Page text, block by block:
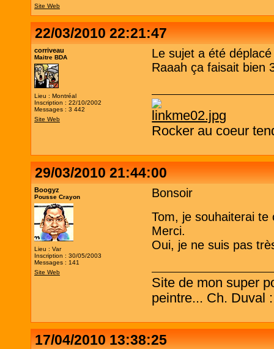
Site Web
22/03/2010 22:21:47
corriveau
Maitre BDA
Lieu : Montréal
Inscription : 22/10/2002
Messages : 3 442
Site Web
Le sujet a été
Raaah ça faisait bien
Rocker au coeur
29/03/2010 21:44:00
Boogyz
Pousse Crayon
Lieu : Var
Inscription : 30/05/2003
Messages : 141
Site Web
Bonsoir
Tom, je souhaiterai
Merci.
Oui, je ne suis pas
Site de mon super
peintre... Ch. Duval
17/04/2010 13:38:25